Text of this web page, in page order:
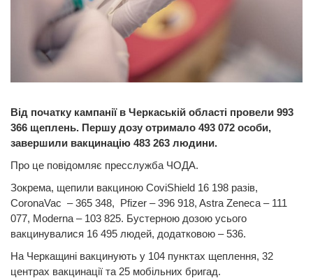
Від початку кампанії в Черкаській області провели 993
366 щеплень. Першу дозу отримало 493 072 особи,
завершили вакцинацію 483 263 людини.
Про це повідомляє пресслужба ЧОДА.
Зокрема, щепили вакциною CoviShield 16 198 разів,
CoronaVac – 365 348, Pfizer – 396 918, Astra Zeneca – 111
077, Moderna – 103 825. Бустерною дозою усього
вакцинувалися 16 495 людей, додатковою – 536.
На Черкащині вакцинують у 104 пунктах щеплення, 32
центрах вакцинації та 25 мобільних бригад.